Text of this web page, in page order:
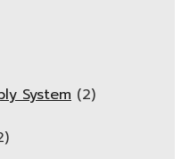
System (2)